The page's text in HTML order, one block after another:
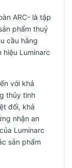
ARC- là tập
phẩm thuỷ
cầu hằng
hiệu Luminarc
với khả
thủy tinh
đối, khả
nhận an
Luminarc
sản phẩm